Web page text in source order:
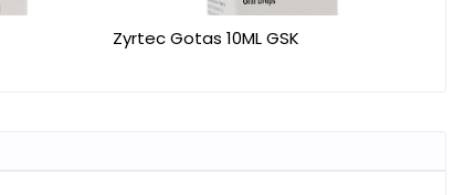
Zyrtec Gotas 10ML GSK